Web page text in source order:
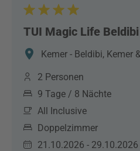
TUI Magic Life
Kemer - Beldibi, Kemer
2 Personen
9 Tage / 8 Nächte
All Inclusive
Doppelzimmer
21.10.2026 - 29.10.2026